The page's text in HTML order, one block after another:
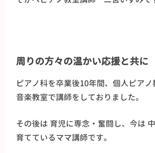
周りの方々の温かい応援と共に
ピアノ科を卒業後10年間、個人ピア
音楽教室で講師をしておりました。
その後は 育児に専念・奮闘し、今は
育てているママ講師です。